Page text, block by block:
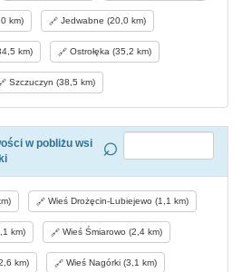
km) Jedwabne (20,0 km)
km) Ostrołęka (35,2 km)
Szczuczyn (38,5 km)
w pobliżu wsi
Wieś Drożęcin-Lubiejewo (1,1 km)
km) Wieś Śmiarowo (2,4 km)
km) Wieś Nagórki (3,1 km)